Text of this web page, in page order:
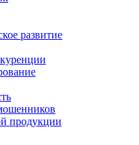
развитие
продукции